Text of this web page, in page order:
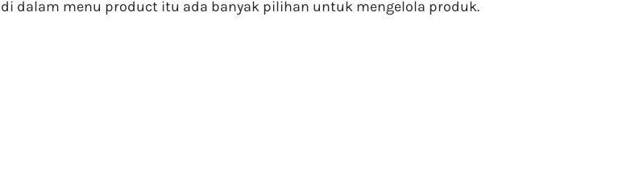
dalam menu product itu ada banyak pilihan untuk mengelola produk.